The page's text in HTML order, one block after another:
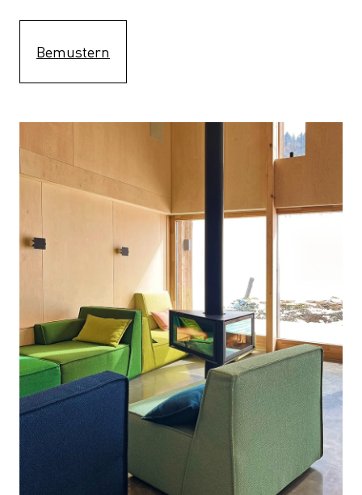
Bemustern